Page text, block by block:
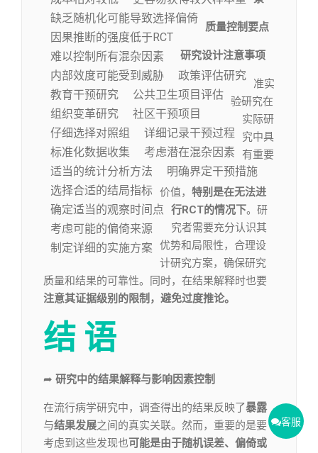
缺乏随机化可能导致选择偏倚
因果推断的强度低于RCT
难以控制所有混杂因素
内部效度可能受到威胁
政策评估研究
教育干预研究
公共卫生项目评估
组织变革研究
社区干预项目
质量控制要点
仔细选择对照组
详细记录干预过程
标准化数据收集
考虑潜在混杂因素
适当的统计分析方法
研究设计注意事项
明确界定干预措施
选择合适的结局指标
确定适当的观察时间点
考虑可能的偏倚来源
制定详细的实施方案
准实
验研究在
实际研
究中具
有重要
价值， 特别是在无法进
行RCT的情况下。研
究者需要充分认识其
优势和局限性，合理设
计研究方案，确保研究
质量和结果的可靠性。同时，在结果解释时也要
注意其证据级别的限制，避免过度推论。
结 语
➦ 研究中的结果解释与影响因素控制
在流行病学研究中，调查得出的结果反映了暴露
与结果发展之间的真实关联。然而，重要的是要
考虑到这些发现也可能是由于随机误差、偏倚或
客服